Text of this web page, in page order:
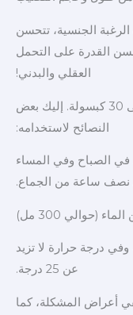
الجنسية، تتحسن
القدرة على التحمل
العقلي والبدني!
تحتوي عبوة واحدة من منتج HOT على 30 كبسولة. إليك بعض
النصائح لاستخدامه:
في الصباح وفي المساء
نصف ساعة من الجماع.
درجة حرارة لا تزيد
عن 25 درجة.
أعراض المشكلة، كما